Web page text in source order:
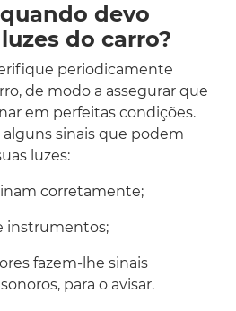
devo
do carro?
periodicamente
de modo a assegurar que
em perfeitas condições.
sinais que podem
luzes:
corretamente;
instrumentos;
fazem-lhe sinais
para o avisar.